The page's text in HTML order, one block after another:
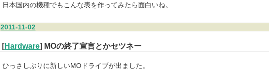
日本国内の機種でもこんな表を作ってみたら面白いね。
2011-11-02
[Hardware] MOの終了宣言とかセツネー
ひっさしぶりに新しいMOドライブが出ました。